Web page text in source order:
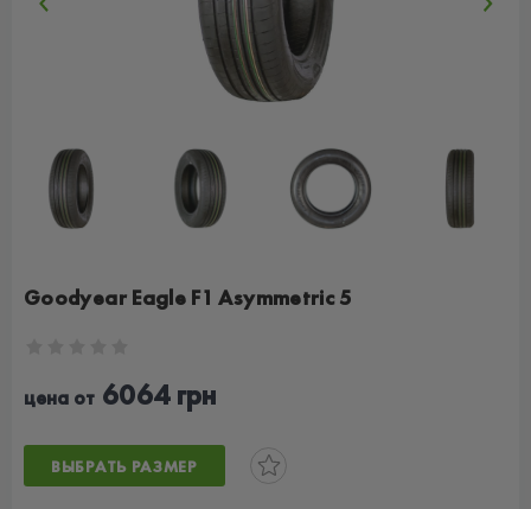
Goodyear Eagle F1 Asymmetric 5
цена от 6064 грн
ВЫБРАТЬ РАЗМЕР